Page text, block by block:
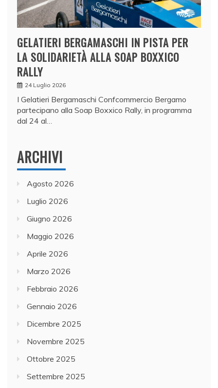
GELATIERI BERGAMASCHI IN PISTA PER
LA SOLIDARIETÀ ALLA SOAP BOXXICO
RALLY
24 Luglio 2026
I Gelatieri Bergamaschi Confcommercio Bergamo
partecipano alla Soap Boxxico Rally, in programma
dal 24 al…
ARCHIVI
Agosto 2026
Luglio 2026
Giugno 2026
Maggio 2026
Aprile 2026
Marzo 2026
Febbraio 2026
Gennaio 2026
Dicembre 2025
Novembre 2025
Ottobre 2025
Settembre 2025